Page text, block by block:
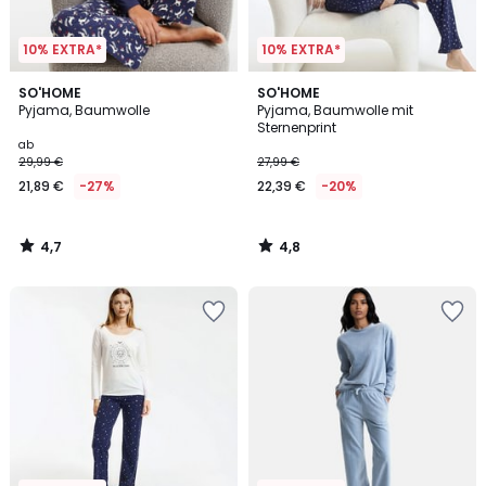
10% EXTRA*
SO'HOME
Pyjama, Baumwolle
ab
29,99 €
21,89 € -27%
4,7
/ 5
4,7
/
10% EXTRA*
SO'HOME
Pyjama, Baumwolle mit
Sternenprint
27,99 €
22,39 € -20%
4,8
/ 5
4,8
/